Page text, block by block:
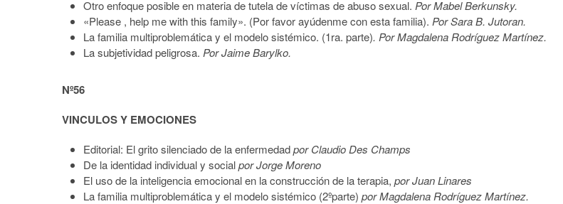
Otro enfoque posible en materia de tutela de víctimas de abuso sexual. Por Mabel Berkunsky.
«Please , help me with this family». (Por favor ayúdenme con esta familia). Por Sara B. Jutoran.
La familia multiproblemática y el modelo sistémico. (1ra. parte). Por Magdalena Rodríguez Martínez.
La subjetividad peligrosa. Por Jaime Barylko.
Nº56
VINCULOS Y EMOCIONES
Editorial: El grito silenciado de la enfermedadpor Claudio Des Champs
De la identidad individual y socialpor Jorge Moreno
El uso de la inteligencia emocional en la construcción de la terapia, por Juan Linares
La familia multiproblemática y el modelo sistémico (2ºparte) por Magdalena Rodríguez Martínez.